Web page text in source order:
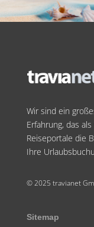
Wir sind ein
Erfahrung, das
Reiseportale die
Ihre
© 2025 travianet
Sitemap